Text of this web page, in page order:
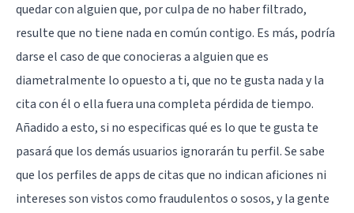
quedar con alguien que, por culpa de no haber filtrado,
resulte que no tiene nada en común contigo. Es más, podría
darse el caso de que conocieras a alguien que es
diametralmente lo opuesto a ti, que no te gusta nada y la
cita con él o ella fuera una completa pérdida de tiempo.
Añadido a esto, si no especificas qué es lo que te gusta te
pasará que los demás usuarios ignorarán tu perfil. Se sabe
que los perfiles de apps de citas que no indican aficiones ni
intereses son vistos como fraudulentos o sosos, y la gente